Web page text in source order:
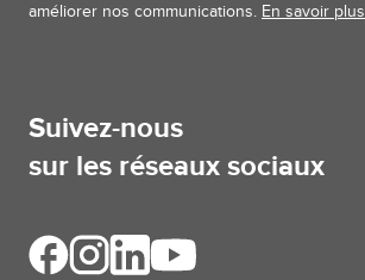
améliorer nos communications. En savoir plus
Suivez-nous
sur les réseaux sociaux